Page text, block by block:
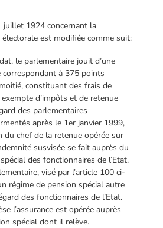
juillet 1924 concernant la
est modifiée comme suit:
le parlementaire jouit d’une
à 375 points
constituant des frais de
d’impôts et de retenue
des parlementaires
après le 1er janvier 1999,
du chef de la retenue opérée sur
susvisée se fait auprès du
des fonctionnaires de l’Etat,
visé par l’article 100 ci-
régime de pension spécial autre
des fonctionnaires de l’Etat.
l’assurance est opérée auprès
spécial dont il relève.